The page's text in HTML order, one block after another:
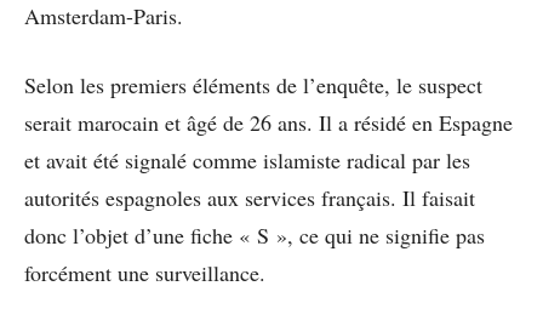
Amsterdam-Paris.
Selon les premiers éléments de l’enquête, le suspect
serait marocain et âgé de 26 ans. Il a résidé en Espagne
et avait été signalé comme islamiste radical par les
autorités espagnoles aux services français. Il faisait
donc l’objet d’une fiche « S », ce qui ne signifie pas
forcément une surveillance.